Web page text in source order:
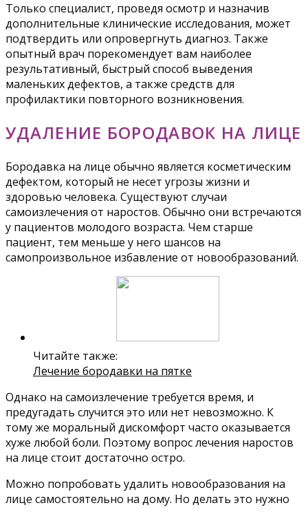
Только специалист, проведя осмотр и назначив
дополнительные клинические исследования, может
подтвердить или опровергнуть диагноз. Также
опытный врач порекомендует вам наиболее
результативный, быстрый способ выведения
маленьких дефектов, а также средств для
профилактики повторного возникновения.
УДАЛЕНИЕ БОРОДАВОК НА ЛИЦЕ
Бородавка на лице обычно является косметическим
дефектом, который не несет угрозы жизни и
здоровью человека. Существуют случаи
самоизлечения от наростов. Обычно они встречаются
у пациентов молодого возраста. Чем старше
пациент, тем меньше у него шансов на
самопроизвольное избавление от новообразований.
Читайте также:
Лечение бородавки на пятке
Однако на самоизлечение требуется время, и
предугадать случится это или нет невозможно. К
тому же моральный дискомфорт часто оказывается
хуже любой боли. Поэтому вопрос лечения наростов
на лице стоит достаточно остро.
Можно попробовать удалить новообразования на
лице самостоятельно на дому. Но делать это нужно